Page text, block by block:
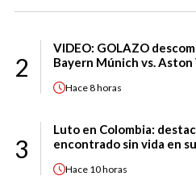
2
VIDEO: GOLAZO
Bayern Múnich vs. Aston
Hace8 horas
3
Luto en Colombia:
encontrado sin vida en
Hace 10 horas